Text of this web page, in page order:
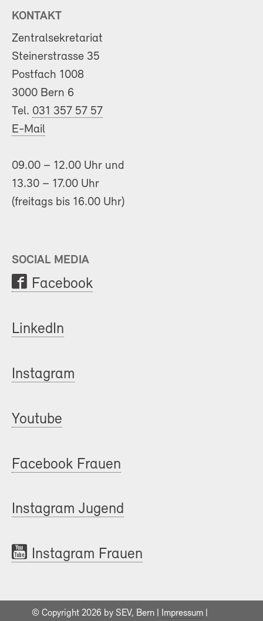
KONTAKT
Zentralsekretariat
Steinerstrasse 35
Postfach 1008
3000 Bern 6
Tel. 031 357 57 57
E-Mail
09.00 – 12.00 Uhr und
13.30 – 17.00 Uhr
(freitags bis 16.00 Uhr)
SOCIAL MEDIA
Facebook
LinkedIn
Instagram
Youtube
Facebook Frauen
Instagram Jugend
Instagram Frauen
© Copyright 2026 by SEV, Bern | Impressum